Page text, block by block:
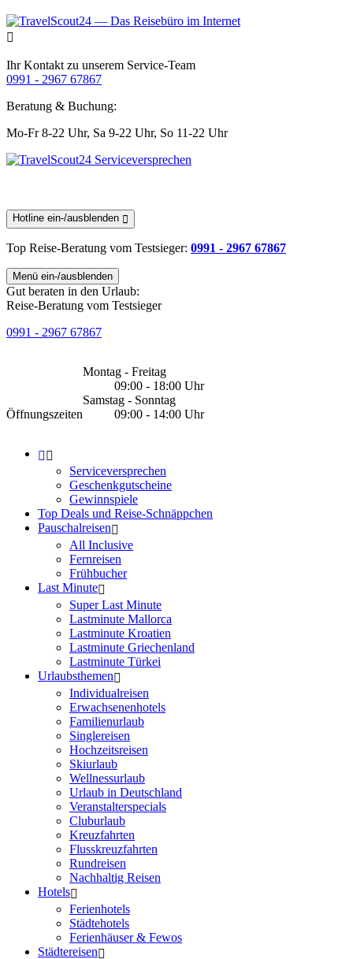
Ihr Kontakt zu unserem Service-Team
0991 - 2967 67867
Beratung & Buchung:
Mo-Fr 8-22 Uhr, Sa 9-22 Uhr, So 11-22 Uhr
Hotline ein-/ausblenden
Top Reise-Beratung vom Testsieger: 0991 - 2967 67867
Menü ein-/ausblenden
Gut beraten in den Urlaub:
Reise-Beratung vom Testsieger
0991 - 2967 67867
Öffnungszeiten
Montag - Freitag
09:00 - 18:00 Uhr
Samstag - Sonntag
09:00 - 14:00 Uhr
Serviceversprechen
Geschenkgutscheine
Gewinnspiele
Top Deals und Reise-Schnäppchen
Pauschalreisen
All Inclusive
Fernreisen
Frühbucher
Last Minute
Super Last Minute
Lastminute Mallorca
Lastminute Kroatien
Lastminute Griechenland
Lastminute Türkei
Urlaubsthemen
Individualreisen
Erwachsenenhotels
Familienurlaub
Singlereisen
Hochzeitsreisen
Skiurlaub
Wellnessurlaub
Urlaub in Deutschland
Veranstalterspecials
Cluburlaub
Kreuzfahrten
Flusskreuzfahrten
Rundreisen
Nachhaltig Reisen
Hotels
Ferienhotels
Städtehotels
Ferienhäuser & Fewos
Städtereisen